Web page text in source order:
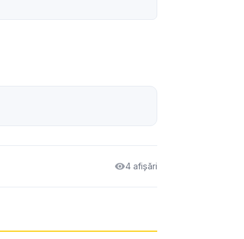
4 afișări